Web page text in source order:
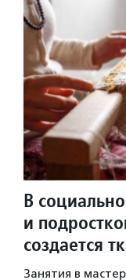
В
и
создается
Занятия в